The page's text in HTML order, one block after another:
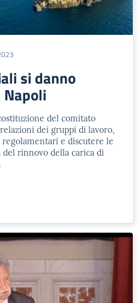
si danno
del comitato
dei gruppi di lavoro,
e discutere le
rinnovo della carica di